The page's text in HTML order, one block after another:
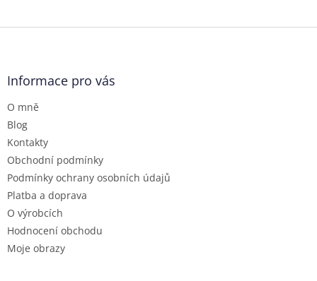
Z
Informace pro vás
O mně
Blog
Kontakty
Obchodní podmínky
Podmínky ochrany osobních údajů
Platba a doprava
O výrobcích
Hodnocení obchodu
Moje obrazy